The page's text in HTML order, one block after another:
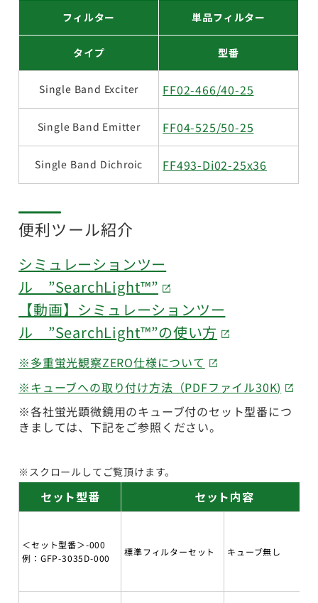
フィルター 単品フィルター
タイプ 型番
Single Band Exciter FF02-466/40-25
Single Band Emitter FF04-525/50-25
Single Band Dichroic FF493-Di02-25x36
便利ツール紹介
シミュレーションツー
ル ”SearchLight™”
【動画】シミュレーションツー
ル ”SearchLight™”の使い方
※多重蛍光観察ZERO仕様について
※キューブへの取り付け方法（PDFファイル30K)
※各社蛍光顕微鏡用のキューブ付のセット型番につ
きましては、下記をご参照ください。
※スクロールしてご覧頂けます。
セット型番 セット内容
＜セット型番＞-000
例：GFP-3035D-000
標準フィルターセット キューブ無し